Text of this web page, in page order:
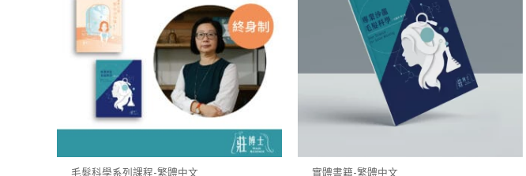
毛髮科學系列課程-繁體中文 實體書籍-繁體中文